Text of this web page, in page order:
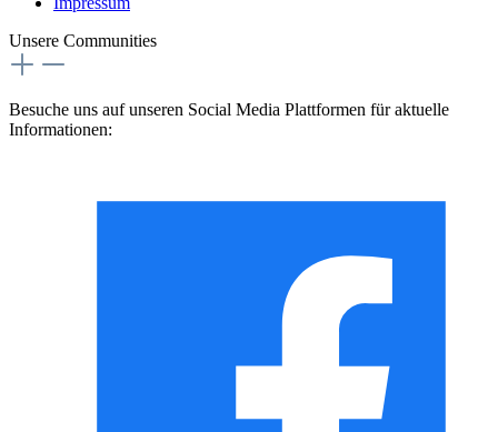
Unsere Communities
Besuche uns auf unseren Social Media Plattformen für aktuelle
Informationen: